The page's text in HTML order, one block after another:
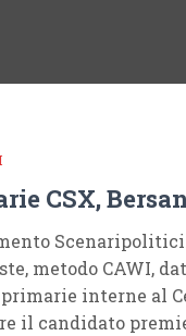
CSX,
metodo CAWI,
primarie interne al
il candidato